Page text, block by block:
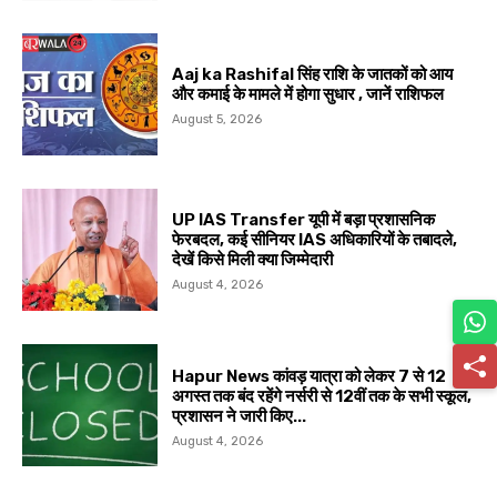
Aaj ka Rashifal सिंह राशि के जातकों को आय
और कमाई के मामले में होगा सुधार , जानें राशिफल
August 5, 2026
UP IAS Transfer यूपी में बड़ा प्रशासनिक
फेरबदल, कई सीनियर IAS अधिकारियों के तबादले,
देखें किसे मिली क्या जिम्मेदारी
August 4, 2026
Hapur News कांवड़ यात्रा को लेकर 7 से 12
अगस्त तक बंद रहेंगे नर्सरी से 12वीं तक के सभी स्कूल,
प्रशासन ने जारी किए...
August 4, 2026